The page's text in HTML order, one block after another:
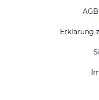
Erklärung